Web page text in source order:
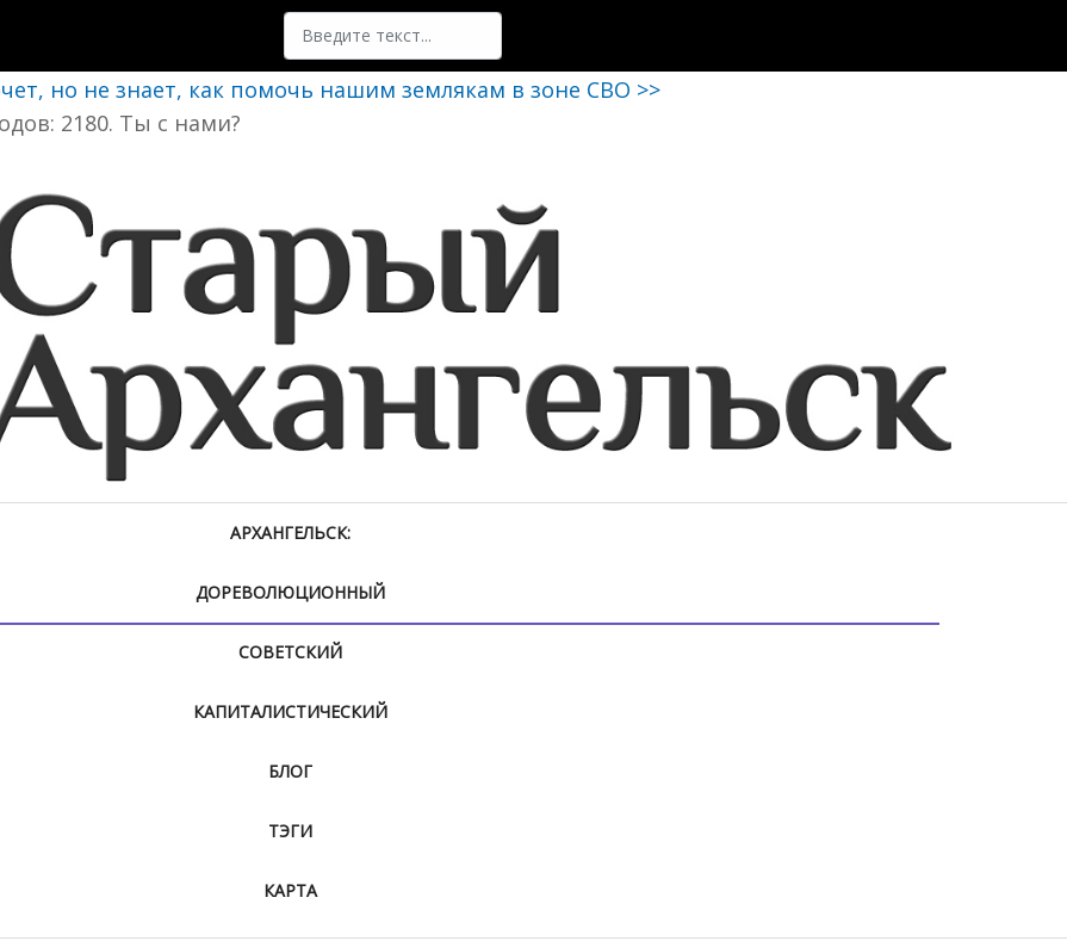
Поиск
но не знает, как помочь нашим землякам в зоне СВО >>
2180. Ты с нами?
АРХАНГЕЛЬСК:
ДОРЕВОЛЮЦИОННЫЙ
СОВЕТСКИЙ
КАПИТАЛИСТИЧЕСКИЙ
БЛОГ
ТЭГИ
КАРТА